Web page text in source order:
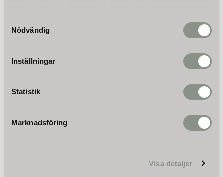
samlat in när du har använt deras tjänster.
Nödvändig
Inställningar
Statistik
Marknadsföring
Visa detaljer
I lager